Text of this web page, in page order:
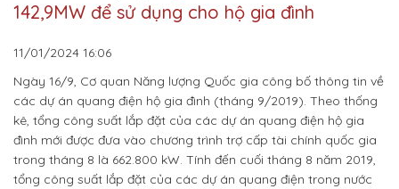
142,9MW để sử dụng cho hộ gia đình
11/01/2024 16:06
Ngày 16/9, Cơ quan Năng lượng Quốc gia công bố thông tin về
các dự án quang điện hộ gia đình (tháng 9/2019). Theo thống
kê, tổng công suất lắp đặt của các dự án quang điện hộ gia
đình mới được đưa vào chương trình trợ cấp tài chính quốc gia
trong tháng 8 là 662.800 kW. Tính đến cuối tháng 8 năm 2019,
tổng công suất lắp đặt của các dự án quang điện trong nước